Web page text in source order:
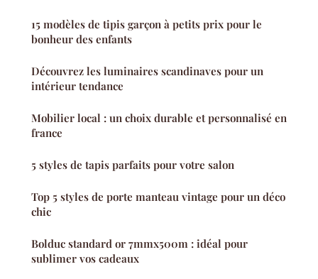
15 modèles de tipis garçon à petits prix pour le
bonheur des enfants
Découvrez les luminaires scandinaves pour un
intérieur tendance
Mobilier local : un choix durable et personnalisé en
france
5 styles de tapis parfaits pour votre salon
Top 5 styles de porte manteau vintage pour un déco
chic
Bolduc standard or 7mmx500m : idéal pour
sublimer vos cadeaux